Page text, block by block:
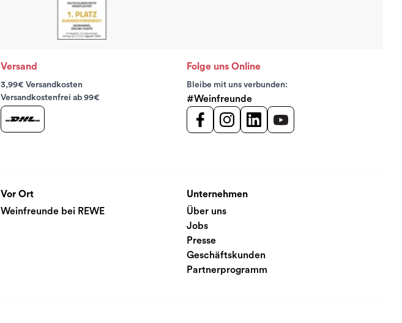
Versand
3,99€ Versandkosten
Versandkostenfrei ab 99€
Folge uns Online
Bleibe mit uns verbunden:
#Weinfreunde
Vor Ort
Weinfreunde bei REWE
Unternehmen
Über uns
Jobs
Presse
Geschäftskunden
Partnerprogramm